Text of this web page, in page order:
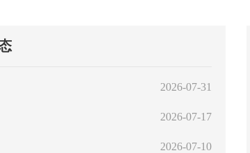
2026-07-31
2026-07-17
2026-07-10